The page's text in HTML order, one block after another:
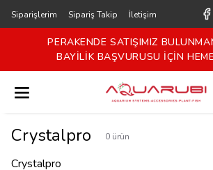
Siparişlerim Sipariş Takip İletişim
PERAKENDE SATIŞIMIZ
BAYİLİK BAŞVURUSU İÇİN
Crystalpro 0 ürün
Crystalpro